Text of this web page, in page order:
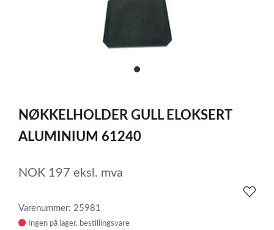
item
of
1
NØKKELHOLDER GULL ELOKSERT
ALUMINIUM 61240
NOK 197 eksl. mva
Varenummer: 25981
Ingen på lager